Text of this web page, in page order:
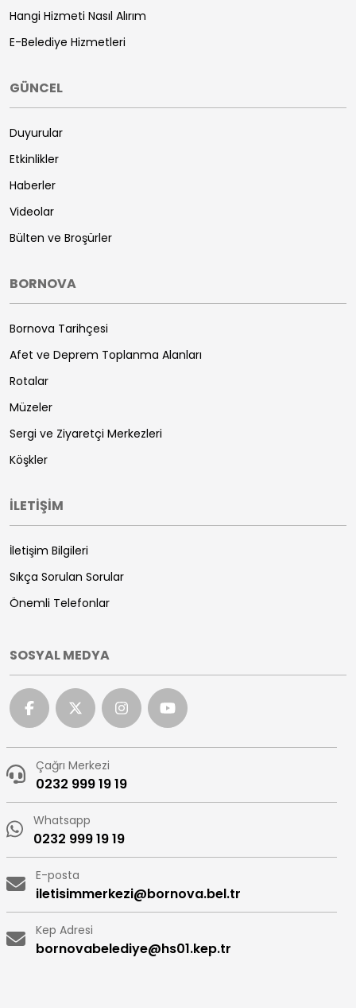
Hangi Hizmeti Nasıl Alırım
E-Belediye Hizmetleri
GÜNCEL
Duyurular
Etkinlikler
Haberler
Videolar
Bülten ve Broşürler
BORNOVA
Bornova Tarihçesi
Afet ve Deprem Toplanma Alanları
Rotalar
Müzeler
Sergi ve Ziyaretçi Merkezleri
Köşkler
İLETİŞİM
İletişim Bilgileri
Sıkça Sorulan Sorular
Önemli Telefonlar
SOSYAL MEDYA
Çağrı Merkezi
0232 999 19 19
Whatsapp
0232 999 19 19
E-posta
iletisimmerkezi@bornova.bel.tr
Kep Adresi
bornovabelediye@hs01.kep.tr